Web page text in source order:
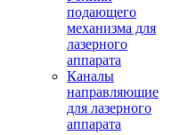
подающего
механизма для
лазерного
аппарата
Каналы
направляющие
для лазерного
аппарата